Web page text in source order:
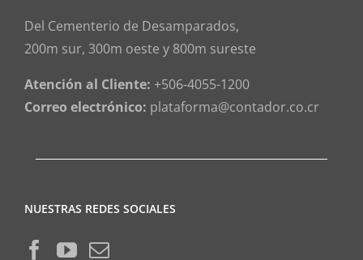
Del Cementerio de Desamparados,
200m sur, 300m oeste y 800m sureste
Atención al Cliente: +506-4055-1200
Correo electrónico: plataforma@contador.co.cr
NUESTRAS REDES SOCIALES